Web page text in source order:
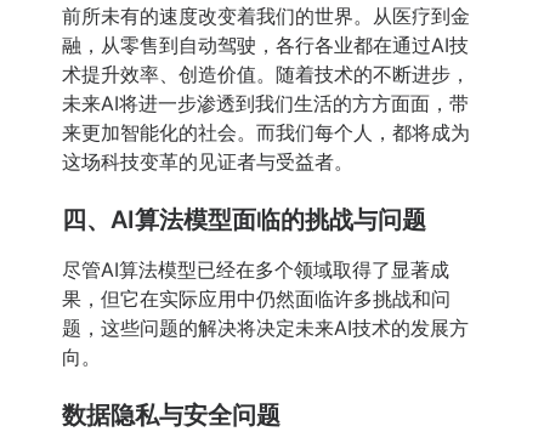
前所未有的速度改变着我们的世界。从医疗到金
融，从零售到自动驾驶，各行各业都在通过AI技
术提升效率、创造价值。随着技术的不断进步，
未来AI将进一步渗透到我们生活的方方面面，带
来更加智能化的社会。而我们每个人，都将成为
这场科技变革的见证者与受益者。
四、AI算法模型面临的挑战与问题
尽管AI算法模型已经在多个领域取得了显著成
果，但它在实际应用中仍然面临许多挑战和问
题，这些问题的解决将决定未来AI技术的发展方
向。
数据隐私与安全问题